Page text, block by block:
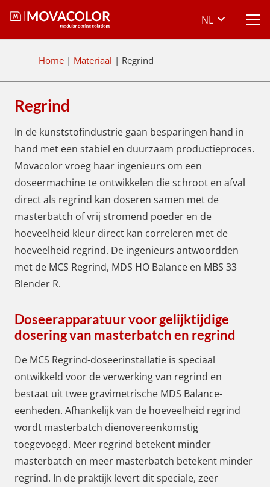
NL
Home | Materiaal | Regrind
Regrind
In de kunststofindustrie gaan besparingen hand in
hand met een stabiel en duurzaam productieproces.
Movacolor vroeg haar ingenieurs om een
doseermachine te ontwikkelen die schroot en afval
direct als regrind kan doseren samen met de
masterbatch of vrij stromend poeder en de
hoeveelheid kleur direct kan correleren met de
hoeveelheid regrind. De ingenieurs antwoordden
met de MCS Regrind, MDS HO Balance en MBS 33
Blender R.
Doseerapparatuur voor gelijktijdige
dosering van masterbatch en regrind
De MCS Regrind-doseerinstallatie is speciaal
ontwikkeld voor de verwerking van regrind en
bestaat uit twee gravimetrische MDS Balance-
eenheden. Afhankelijk van de hoeveelheid regrind
wordt masterbatch dienovereenkomstig
toegevoegd. Meer regrind betekent minder
masterbatch en meer masterbatch betekent minder
regrind. In de praktijk levert dit speciale, zeer